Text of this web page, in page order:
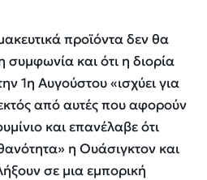
προϊόντα δεν θα
συμφωνία και ότι η διορία
1η Αυγούστου «ισχύει για
από αυτές που αφορούν
και επανέλαβε ότι
η Ουάσιγκτον και
σε μια εμπορική